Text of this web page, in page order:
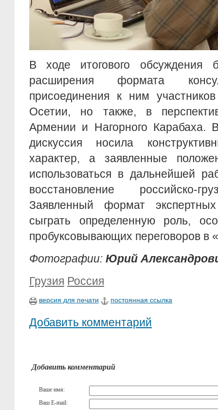
В ходе итогового обсуждения
расширения формата
присоединения к ним
Осетии, но также, в
Армении и Нагорного Карабаха.
дискуссия носила
характер, а заявленные
использоваться в дальнейшей
восстановление российско-
Заявленный формат
сыграть определенную роль,
пробуксовывающих переговоров в
Фотографии: Юрий
Грузия Россия
версия для печати постоянная ссылка
Добавить комментарий
Добавить комментарий
Ваше имя:
Ваш E-mail: